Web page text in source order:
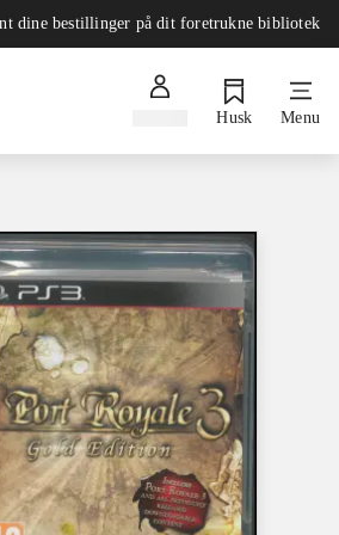
dine bestillinger på dit foretrukne bibliotek
Husk Menu